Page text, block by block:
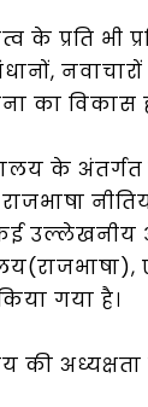
भी
का विकास
के
कई
गया है।
की